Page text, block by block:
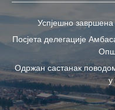
Успјешно
Посјета делегације
Одржан састанак
у